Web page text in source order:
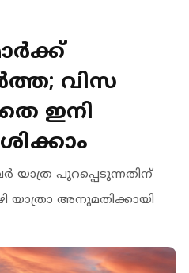
വിസ
ഇനി
യാത്ര പുറപ്പെടുന്നതിന്
അനുമതിക്കായി